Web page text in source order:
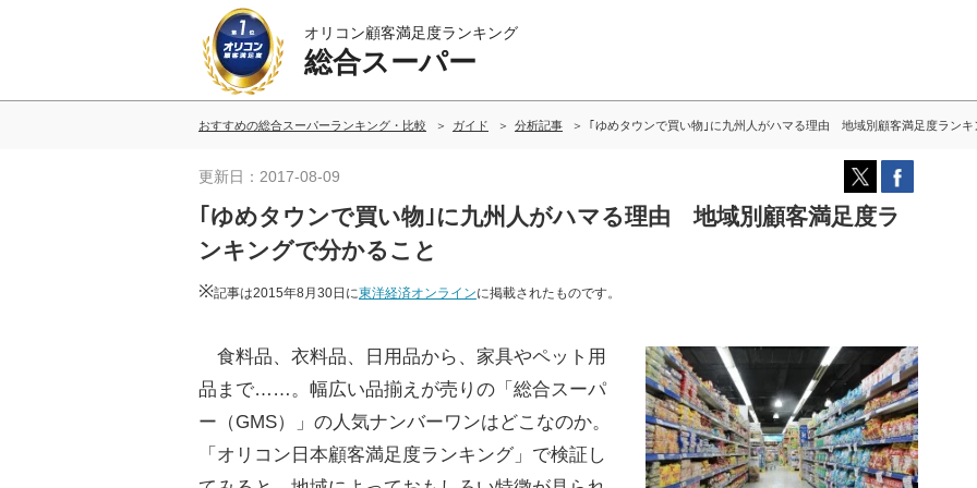
オリコン顧客満足度ランキング
総合スーパー
おすすめの総合スーパーランキング・比較 ガイド 分析記事 ｢ゆめタウンで買い物｣に九州人がハマる理由 地域別顧客満足度ランキ
更新日：2017-08-09
｢ゆめタウンで買い物｣に九州人がハマる理由 地域別顧客満足度ラ
ンキングで分かること
※記事は2015年8月30日に東洋経済オンラインに掲載されたものです。
食料品、衣料品、日用品から、家具やペット用
品まで……。幅広い品揃えが売りの「総合スーパ
ー（GMS）」の人気ナンバーワンはどこなのか。
「オリコン日本顧客満足度ランキング」で検証し